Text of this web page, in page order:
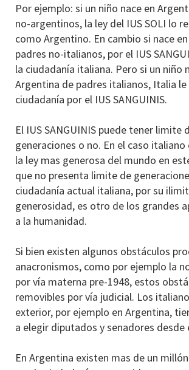
Por ejemplo: si un niño nace en
no-argentinos, la ley del IUS SOLI lo
como Argentino. En cambio si nace
padres no-italianos, por el IUS
la ciudadanía italiana. Pero si un niño
Argentina de padres italianos, Italia le
ciudadanía por el IUS SANGUINIS.
El IUS SANGUINIS puede tener limite
generaciones o no. En el caso
la ley mas generosa del mundo en
que no presenta limite de
ciudadanía actual italiana, por su
generosidad, es otro de los grandes
a la humanidad.
Si bien existen algunos obstáculos
anacronismos, como por ejemplo la
por vía materna pre-1948, estos
removibles por vía judicial. Los
exterior, por ejemplo en Argentina,
a elegir diputados y senadores desde
En Argentina existen mas de un